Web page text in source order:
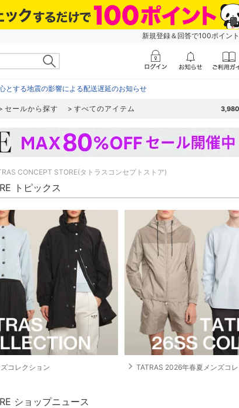
新規登録＆回答で100ポイン
とする地震の影響による配送遅延のお知らせ
セールから探す すべてのアイテム 3,980
CONCEPT STORE(タトラスコンセプトストア)
トピックス
コレクション navigate_next TATRAS 2026年春夏メンズコ
ショップニュース